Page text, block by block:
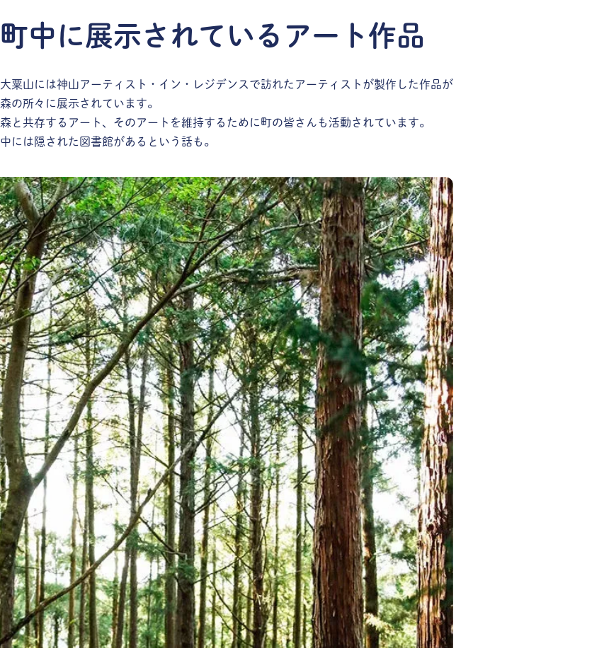
町中に展示されているアート作品
大粟山には神山アーティスト・イン・レジデンスで訪れたアーティストが製作した作品が
森の所々に展示されています。
森と共存するアート、そのアートを維持するために町の皆さんも活動されています。
中には隠された図書館があるという話も。